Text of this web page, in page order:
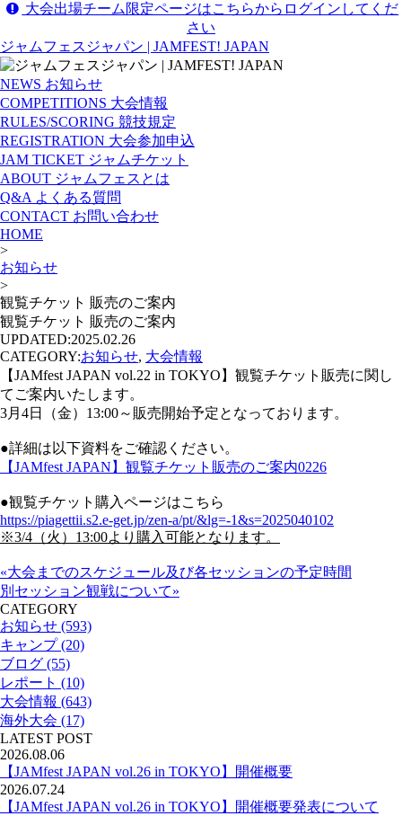
大会出場チーム限定ページはこちらからログインしてくだ
さい
ジャムフェスジャパン | JAMFEST! JAPAN
NEWS お知らせ
COMPETITIONS 大会情報
RULES/SCORING 競技規定
REGISTRATION 大会参加申込
JAM TICKET ジャムチケット
ABOUT ジャムフェスとは
Q&A よくある質問
CONTACT お問い合わせ
HOME
>
お知らせ
>
観覧チケット 販売のご案内
観覧チケット 販売のご案内
UPDATED:2025.02.26
CATEGORY:お知らせ, 大会情報
【JAMfest JAPAN vol.22 in TOKYO】観覧チケット販売に関し
てご案内いたします。
3月4日（金）13:00～販売開始予定となっております。
●詳細は以下資料をご確認ください。
【JAMfest JAPAN】観覧チケット販売のご案内0226
●観覧チケット購入ページはこちら
https://piagettii.s2.e-get.jp/zen-a/pt/&lg=-1&s=2025040102
※3/4 （火） 13:00より購入可能となります。
«大会までのスケジュール及び各セッションの予定時間
別セッション観戦について»
CATEGORY
お知らせ (593)
キャンプ (20)
ブログ (55)
レポート (10)
大会情報 (643)
海外大会 (17)
LATEST POST
2026.08.06
【JAMfest JAPAN vol.26 in TOKYO】開催概要
2026.07.24
【JAMfest JAPAN vol.26 in TOKYO】開催概要発表について